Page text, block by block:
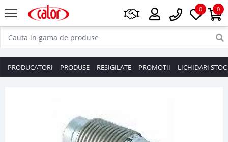
0
0
PRODUCATORI PRODUSE RESIGILATE PROMOTII LICHIDARI STOC